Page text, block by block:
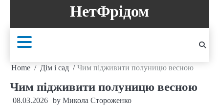
content
НетФрідом
Home Дім і сад Чим підживити полуницю весною
Чим підживити полуницю весною
08.03.2026 by Микола Стороженко